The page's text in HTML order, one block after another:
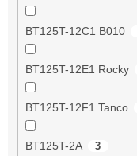
BT125T-12C1 B010
BT125T-12E1 Rocky
BT125T-12F1 Tanco
BT125T-2A 3